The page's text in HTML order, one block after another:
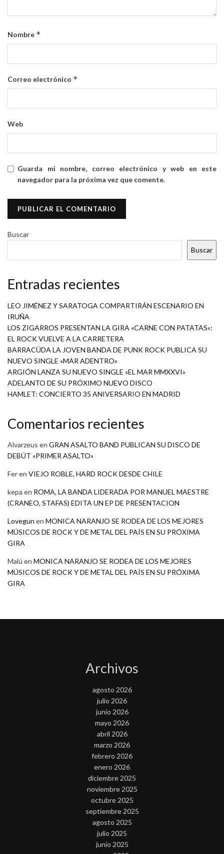
Nombre *
Correo electrónico *
Web
Guarda mi nombre, correo electrónico y web en este
navegador para la próxima vez que comente.
Buscar
Buscar
Entradas recientes
LEO JIMÉNEZ Y SARATOGA COMPARTIRÁN ESCENARIO EN
IRUÑA
LOS ZIGARROS PRESENTAN LA GIRA «CARNE CON PATATAS»:
EL ROCK VUELVE A LA CARRETERA
BARRACÜDA LA JOVEN BANDA DE PUNK ROCK PUBLICA SU
NUEVO SINGLE «MAR ADENTRO»
ARGIÓN LANZA SU NUEVO SINGLE «EL MAR MMXXVI»
ADELANTO DE SU PRÓXIMO NUEVO DISCO
HAMLET: CONCIERTO 35 ANIVERSARIO EN MADRID
Comentarios recientes
Alvarzeus en GRAN ASALTO BAND PUBLICAN SU DISCO DE
DEBÚT «PRIMER ASALTO»
Feren VIEJO ROBLE, HARD ROCK DESDE CHILE
kepa en ROMA, LA BANDA LIDERADA POR MANUEL MAESTRE
(CRANEO, STAFAS) EDITA UN EP DE PRESENTACION
Lovegun en MONICA NARANJO SE RODEA DE LOS MEJORES
MÚSICOS DE ROCK Y DE METAL DEL PAÍS EN SU PRÓXIMA
GIRA
Malú en MONICA NARANJO SE RODEA DE LOS MEJORES
MÚSICOS DE ROCK Y DE METAL DEL PAÍS EN SU PRÓXIMA
GIRA
Archivos
agosto 2026
julio 2026
junio 2026
mayo 2026
abril 2026
marzo 2026
febrero 2026
enero 2026
diciembre 2025
noviembre 2025
octubre 2025
septiembre 2025
agosto 2025
julio 2025
junio 2025